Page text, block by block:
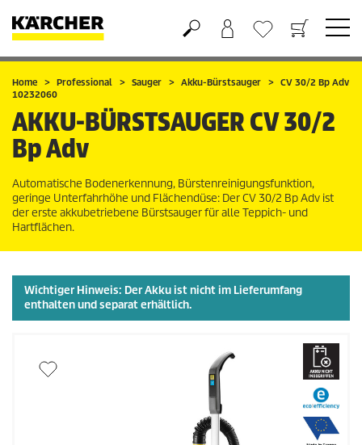
Warenkorb
Wunschliste
Home Professional Sauger Akku-Bürstsauger
CV 30/2 Bp Adv
10232060
AKKU-BÜRSTSAUGERCV 30/2
Bp Adv
Automatische Bodenerkennung, Bürstenreinigungsfunktion,
geringe Unterfahrhöhe und Flächendüse: Der CV 30/2 Bp Adv ist
der erste akkubetriebene Bürstsauger für alle Teppich- und
Hartflächen.
Wichtiger Hinweis: Der Akku istnichtim Lieferumfang
enthalten und separat erhältlich.